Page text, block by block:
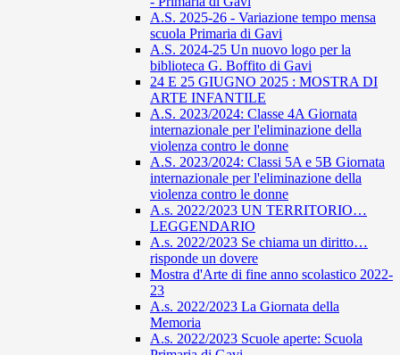
A.S. 2025-26 - Variazione tempo mensa
scuola Primaria di Gavi
A.S. 2024-25 Un nuovo logo per la
biblioteca G. Boffito di Gavi
24 E 25 GIUGNO 2025 : MOSTRA DI
ARTE INFANTILE
A.S. 2023/2024: Classe 4A Giornata
internazionale per l'eliminazione della
violenza contro le donne
A.S. 2023/2024: Classi 5A e 5B Giornata
internazionale per l'eliminazione della
violenza contro le donne
A.s. 2022/2023 UN TERRITORIO…
LEGGENDARIO
A.s. 2022/2023 Se chiama un diritto…
risponde un dovere
Mostra d'Arte di fine anno scolastico 2022-
23
A.s. 2022/2023 La Giornata della
Memoria
A.s. 2022/2023 Scuole aperte: Scuola